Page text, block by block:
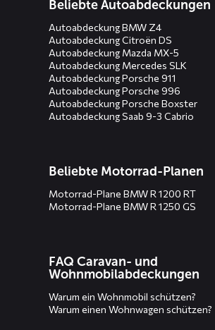
Beliebte Autoabdeckungen
Autoabdeckung BMW Z4
Autoabdeckung Citroën DS
Autoabdeckung Mazda MX-5
Autoabdeckung Mercedes SLK
Autoabdeckung Porsche 911
Autoabdeckung Porsche 996
Autoabdeckung Porsche Boxster
Autoabdeckung Saab 9-3 Cabrio
Beliebte Motorrad-Planen
Motorrad-Plane BMW R 1200 RT
Motorrad-Plane BMW R 1250 GS
FAQ Caravan- und
Wohnmobilabdeckungen
Warum ein Wohnmobil schützen?
Warum einen Wohnwagen schützen?